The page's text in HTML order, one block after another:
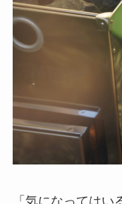
「気になっては